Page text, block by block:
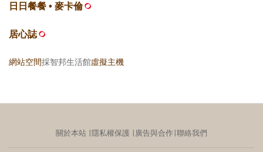
日日餐餐 • 麥卡倫
居心誌
網站空間採智邦生活館虛擬主機
關於本站 ∣隱私權保護 ∣廣告與合作∣聯絡我們